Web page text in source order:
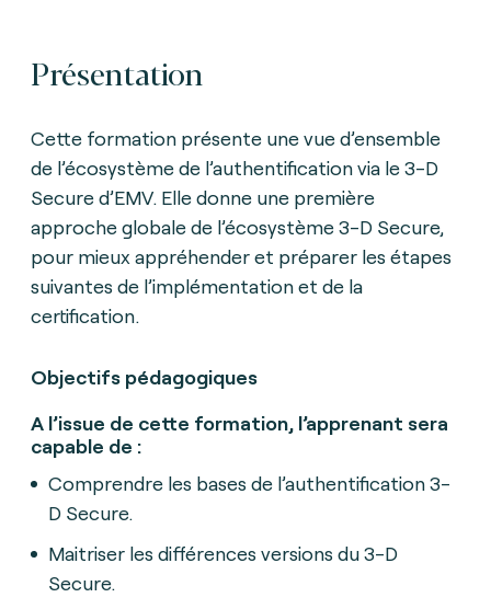
Présentation
Cette formation présente une vue d’ensemble
de l’écosystème de l’authentification via le 3-D
Secure d’EMV. Elle donne une première
approche globale de l’écosystème 3-D Secure,
pour mieux appréhender et préparer les étapes
suivantes de l’implémentation et de la
certification.
Objectifs pédagogiques
A l’issue de cette formation, l’apprenant sera
capable de :
Comprendre les bases de l’authentification 3-
D Secure.
Maitriser les différences versions du 3-D
Secure.